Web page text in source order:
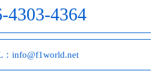
4303-4364
info@f1world.net